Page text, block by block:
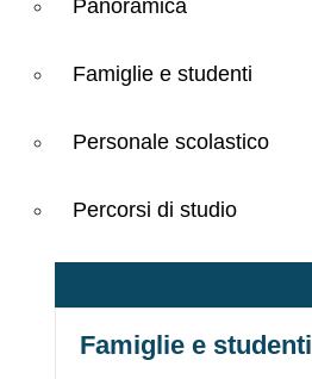
Panoramica
Famiglie e studenti
Personale scolastico
Percorsi di studio
Famiglie e studenti